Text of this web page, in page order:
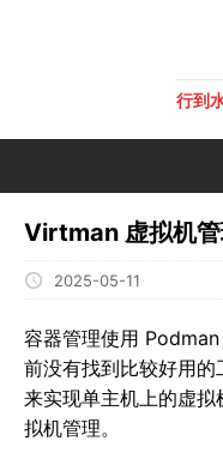
行到
Virtman 虚拟机
2025-05-11
容器管理使用
前没有找到比较好用
来实现单主机上的虚
拟机管理。